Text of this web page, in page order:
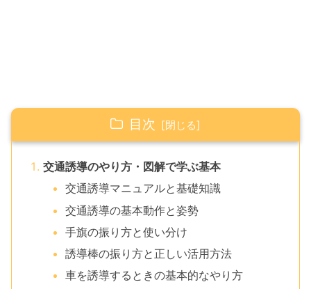
目次
交通誘導のやり方・図解で学ぶ基本
交通誘導マニュアルと基礎知識
交通誘導の基本動作と姿勢
手旗の振り方と使い分け
誘導棒の振り方と正しい活用方法
車を誘導するときの基本的なやり方